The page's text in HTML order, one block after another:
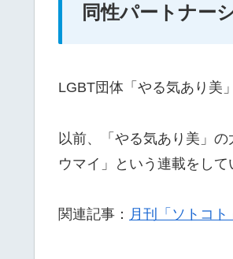
同性パートナー
LGBT団体「やる気あり美
以前、「やる気あり美」
ウマイ」という連載をして
関連記事： 月刊「ソトコ